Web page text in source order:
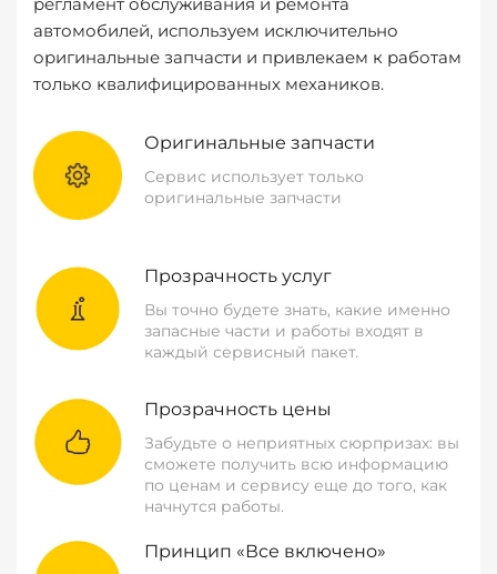
автомобилей, используем исключительно
оригинальные запчасти и привлекаем к работам
только квалифицированных механиков.
Оригинальные запчасти
Сервис использует только
оригинальные запчасти
Прозрачность услуг
Вы точно будете знать, какие именно
запасные части и работы входят в
каждый сервисный пакет.
Прозрачность цены
Забудьте о неприятных сюрпризах: вы
сможете получить всю информацию
по ценам и сервису еще до того, как
начнутся работы.
Принцип «Все включено»